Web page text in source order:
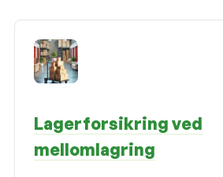
Lagerforsikring ved
mellomlagring